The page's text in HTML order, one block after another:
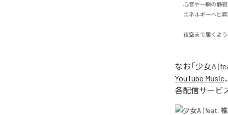
心音や一瞬の静
エネルギーへと昇
夜空まで届くよ
なお「少女A
YouTube Music、
各配信サービ